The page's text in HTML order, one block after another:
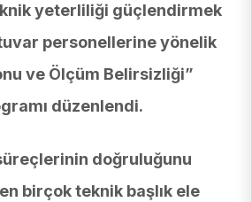
yeterliliği güçlendirmek
personellerine yönelik
ve Ölçüm Belirsizliği”
düzenlendi.
doğruluğunu
birçok teknik başlık ele